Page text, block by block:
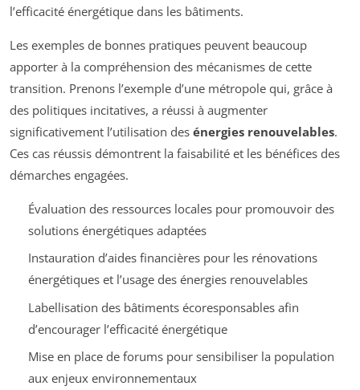
l’efficacité énergétique dans les bâtiments.
Les exemples de bonnes pratiques peuvent beaucoup
apporter à la compréhension des mécanismes de cette
transition. Prenons l’exemple d’une métropole qui, grâce à
des politiques incitatives, a réussi à augmenter
significativement l’utilisation des énergies renouvelables.
Ces cas réussis démontrent la faisabilité et les bénéfices des
démarches engagées.
Évaluation des ressources locales pour promouvoir des
solutions énergétiques adaptées
Instauration d’aides financières pour les rénovations
énergétiques et l’usage des énergies renouvelables
Labellisation des bâtiments écoresponsables afin
d’encourager l’efficacité énergétique
Mise en place de forums pour sensibiliser la population
aux enjeux environnementaux